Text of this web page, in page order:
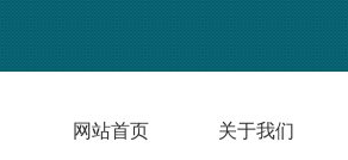
网站首页 关于我们